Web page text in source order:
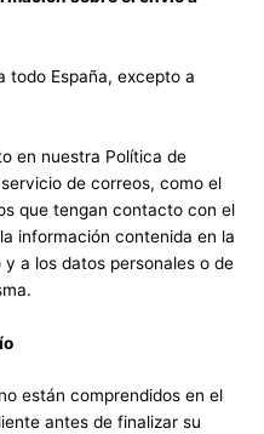
todo España, excepto a
en nuestra Política de
de correos, como el
que tengan contacto con el
información contenida en la
a los datos personales o de
están comprendidos en el
antes de finalizar su